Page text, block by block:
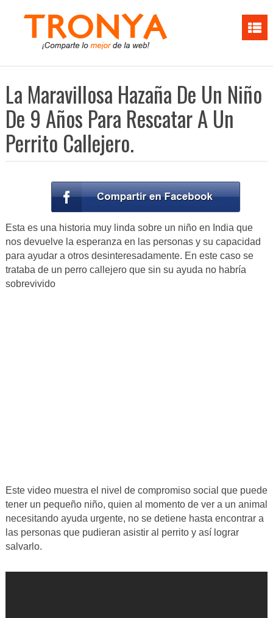
La Maravillosa Hazaña De Un Niño
De 9 Años Para Rescatar A Un
Perrito Callejero.
Esta es una historia muy linda sobre un niño en India que
nos devuelve la esperanza en las personas y su capacidad
para ayudar a otros desinteresadamente. En este caso se
trataba de un perro callejero que sin su ayuda no habría
sobrevivido
Este video muestra el nivel de compromiso social que puede
tener un pequeño niño, quien al momento de ver a un animal
necesitando ayuda urgente, no se detiene hasta encontrar a
las personas que pudieran asistir al perrito y así lograr
salvarlo.